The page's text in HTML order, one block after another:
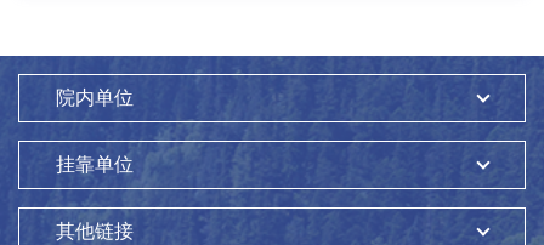
院内单位
挂靠单位
其他链接